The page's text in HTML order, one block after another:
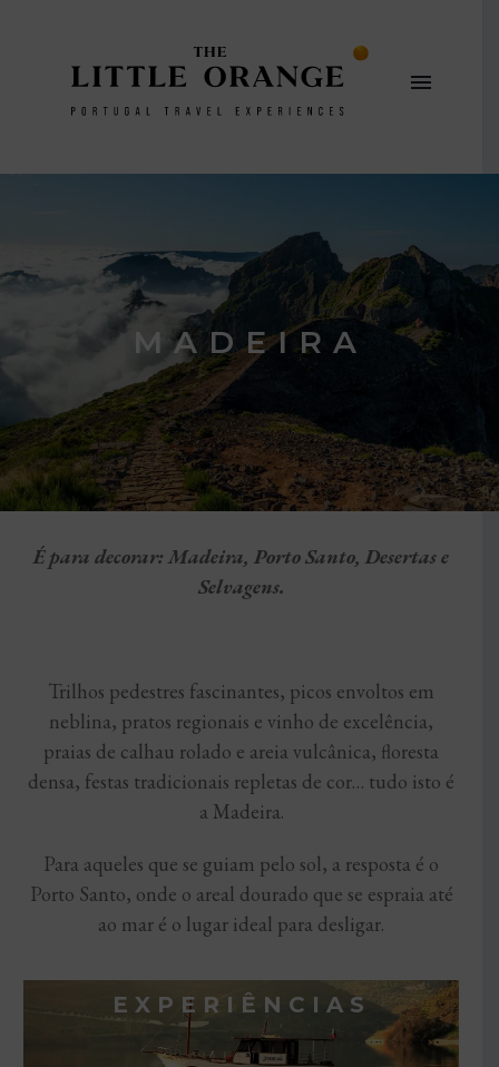
MADEIRA
É para decorar: Madeira, Porto Santo, Desertas e
Selvagens.
Trilhos pedestres fascinantes, picos envoltos em
neblina, pratos regionais e vinho de excelência,
praias de calhau rolado e areia vulcânica, floresta
densa, festas tradicionais repletas de cor… tudo isto é
a Madeira.
Para aqueles que se guiam pelo sol, a resposta é o
Porto Santo, onde o areal dourado que se espraia até
ao mar é o lugar ideal para desligar.
EXPERIÊNCIAS